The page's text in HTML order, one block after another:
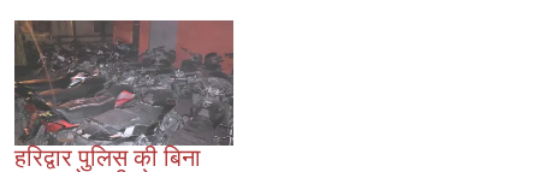
हरिद्वार पुलिस की बिना